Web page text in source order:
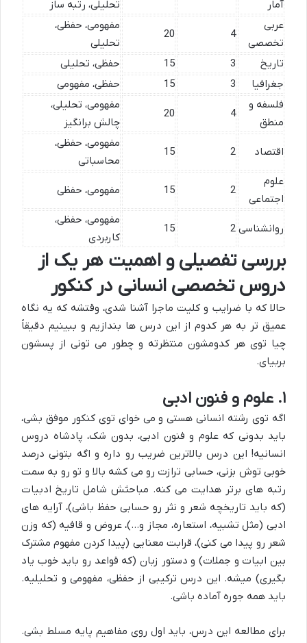
آمار
تحلیلی، رتبه ساز
عربی
تخصصی
4
20
مفهومی، حفظی،
تحلیلی
تاریخ
3
15
حفظی، تحلیلی
جغرافیا
3
15
حفظی، مفهومی
فلسفه و
منطق
4
20
مفهومی، تحلیلی،
چالش برانگیز
اقتصاد 2
15
مفهومی، حفظی،
محاسباتی
علوم
اجتماعی
2
15 مفهومی، حفظی
روانشناسی 2
15
مفهومی، حفظی،
کاربردی
بررسی تفصیلی و اهمیت هر یک از
دروس تخصصی انسانی در کنکور
حالا که با ضرایب و کلیت ماجرا آشنا شدی، وقتشه که یه نگاه
عمیق تر به هر کدوم از این درس ها بندازیم و ببینیم دقیقاً
چیا توی هر کدومشون منتظرته و چطور می تونی از پسشون
بربیای.
۱. علوم و فنون ادبی
اگه توی رشته انسانی هستی و می خوای توی کنکور موفق بشی،
باید بدونی که علوم و فنون ادبی، بدون شک، پادشاه دروس
انسانیه! این درس بالاترین ضریب رو داره و اگه بتونی درصد
خوبی توش بزنی، حسابی ترازت رو می کشه بالا و تو رو به سمت
رتبه های برتر هدایت می کنه. مباحثش شامل تاریخ ادبیات
(که باید تاریخچه شعر و نثر رو حسابی حفظ باشی)، آرایه های
ادبی (مثل تشبیه، استعاره، مجاز و…)، عروض و قافیه (که وزن
شعر رو پیدا می کنی)، قرابت معنایی (پیدا کردن مفهوم مشترک
بین ابیات و جملات) و دستور زبان (که قواعد رو باید خوب یاد
بگیری) میشه. این درس ترکیبی از حفظی، مفهومی و تحلیلیه.
باید همه جوره آماده باشی.
برای مطالعه این درس، باید اول روی مفاهیم پایه مسلط بشی.